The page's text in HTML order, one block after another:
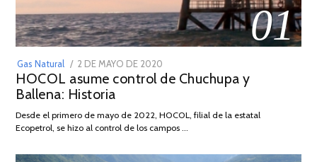
01
Gas Natural
POSTED
ON
2 DE MAYO DE 2020
DE
2026
HOCOL asume control de Chuchupa y
Ballena: Historia
Desde el primero de mayo de 2022, HOCOL, filial de la estatal
Ecopetrol, se hizo al control de los campos …